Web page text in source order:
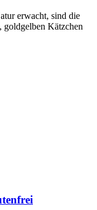
erwacht, sind die
gold­gel­ben Kätz­chen